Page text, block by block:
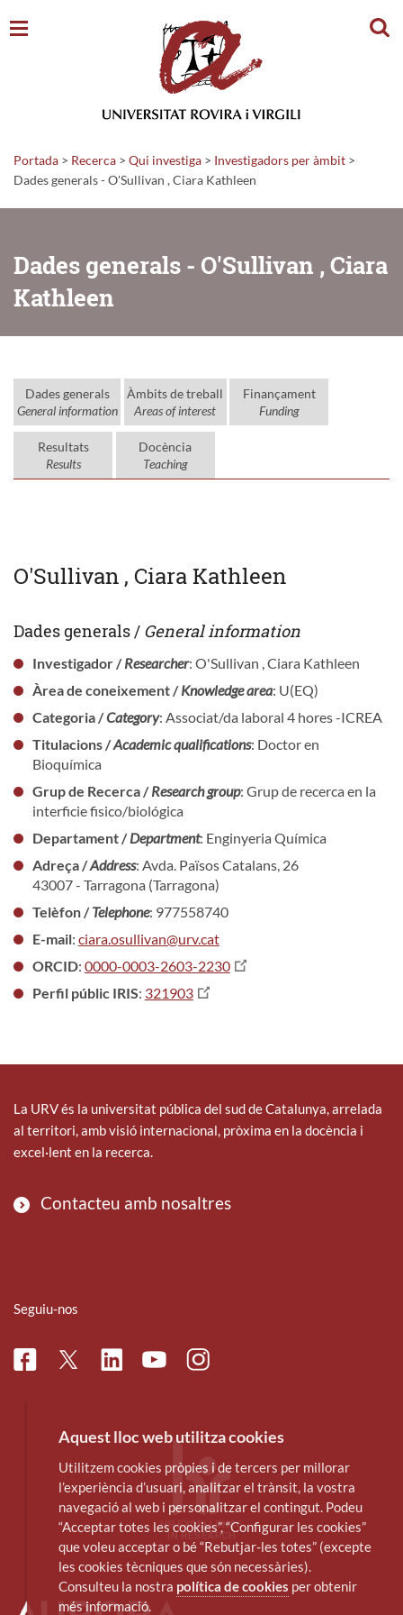
Portada > Recerca > Qui investiga > Investigadors per àmbit >
Dades generals - O'Sullivan , Ciara Kathleen
Dades generals - O'Sullivan , Ciara
Kathleen
Dades generals
General information
Àmbits de treball
Areas of interest
Finançament
Funding
Resultats
Results
Docència
Teaching
O'Sullivan , Ciara Kathleen
Dades generals / General information
Investigador /Researcher: O'Sullivan , Ciara Kathleen
Àrea de coneixement /Knowledge area: U(EQ)
Categoria /Category: Associat/da laboral 4 hores -ICREA
Titulacions /Academic qualifications: Doctor en
Bioquímica
Grup de Recerca /Research group: Grup de recerca en la
interficie fisico/biológica
Departament /Department: Enginyeria Química
Adreça /Address: Avda. Països Catalans, 26
43007 - Tarragona (Tarragona)
Telèfon /Telephone: 977558740
E-mail: ciara.osullivan@urv.cat
ORCID: 0000-0003-2603-2230
Perfil públic IRIS: 321903
La URV és la universitat pública del sud de Catalunya, arrelada
al territori, amb visió internacional, pròxima en la docència i
excel·lent en la recerca.
Contacteu amb nosaltres
Seguiu-nos
FacebookTwitterLinkedinYoutubeInstagram
Aquest lloc web utilitza cookies
Utilitzem cookies pròpies i de tercers per millorar
l’experiència d’usuari, analitzar el trànsit, la vostra
navegació al web i personalitzar el contingut. Podeu
“Acceptar totes les cookies”, “Configurar les cookies”
que voleu acceptar o bé “Rebutjar-les totes” (excepte
les cookies tècniques que són necessàries).
Consulteu la nostra política de cookies per obtenir
més informació.